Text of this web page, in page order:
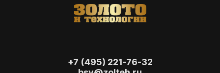
+7 (495) 221-76-32